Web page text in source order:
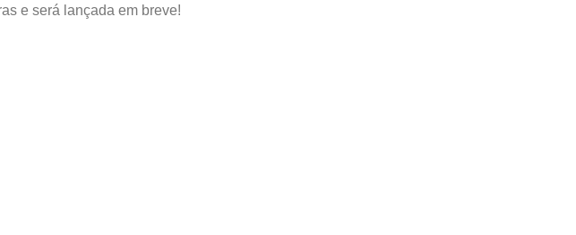
e será lançada em breve!